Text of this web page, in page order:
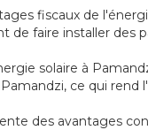
fiscaux de
de faire installer
solaire à
ce qui
des avantages